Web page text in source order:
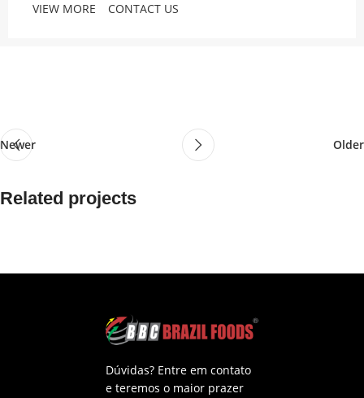
VIEW MORE CONTACT US
Newer Older
Related projects
Dúvidas? Entre em contato
e teremos o maior prazer